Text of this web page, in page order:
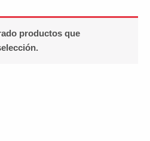
productos que